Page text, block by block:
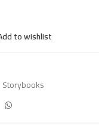
to wishlist
Storybooks